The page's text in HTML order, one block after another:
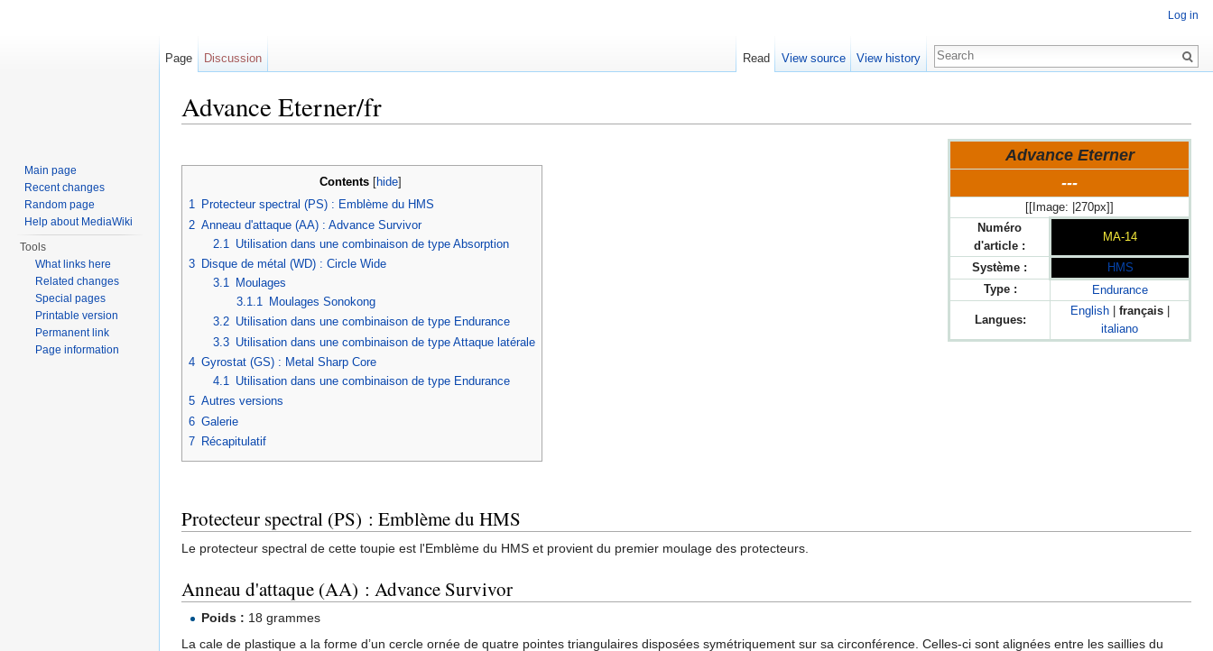
Advance Eterner/fr
Advance Eterner
---
[[Image: |270px]]
Numéro
d'article :
MA-14
Système :
HMS
Type :
Endurance
Langues:
English| français|
italiano
Contents[ hide]
1 Protecteur spectral (PS) : Emblème du HMS
2 Anneau d'attaque (AA) : Advance Survivor
2.1
Utilisation dans une combinaison de type Absorption
3 Disque de métal (WD) : Circle Wide
3.1
Moulages
3.1.1 Moulages Sonokong
3.2 Utilisation dans une combinaison de type Endurance
3.3 Utilisation dans une combinaison de type Attaque latérale
4 Gyrostat (GS) : Metal Sharp Core
4.1 Utilisation dans une combinaison de type Endurance
5 Autres versions
6 Galerie
7 Récapitulatif
Protecteur spectral (PS) : Emblème du HMS
Le protecteur spectral de cette toupie est l'Emblème du HMS et provient du premier moulage des protecteurs.
Anneau d'attaque (AA) : Advance Survivor
Poids : 18 grammes
La cale de plastique a la forme d’un cercle ornée de quatre pointes triangulaires disposées symétriquement sur sa circonférence. Celles-ci sont alignées entre les saillies du
Log in
Page Discussion Read View source View history
Main page
Recent changes
Random page
Help about MediaWiki
Tools
What links here
Related changes
Special pages
Printable version
Permanent link
Page information